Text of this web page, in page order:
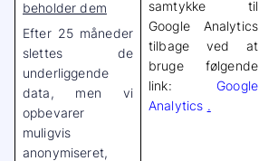
beholder dem
Efter 25 måneder
slettes de
underliggende
data, men vi
opbevarer
muligvis
anonymiseret,
samtykke til
Google Analytics
tilbage ved at
bruge følgende
link: Google
Analytics .